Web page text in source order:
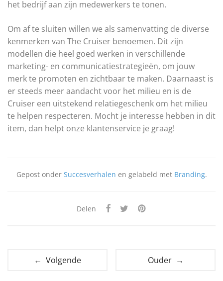
het bedrijf aan zijn medewerkers te tonen.
Om af te sluiten willen we als samenvatting de diverse
kenmerken van The Cruiser benoemen. Dit zijn
modellen die heel goed werken in verschillende
marketing- en communicatiestrategieën, om jouw
merk te promoten en zichtbaar te maken. Daarnaast is
er steeds meer aandacht voor het milieu en is de
Cruiser een uitstekend relatiegeschenk om het milieu
te helpen respecteren. Mocht je interesse hebben in dit
item, dan helpt onze klantenservice je graag!
Gepost onder Succesverhalen en gelabeld met Branding.
Delen
← Volgende Ouder →